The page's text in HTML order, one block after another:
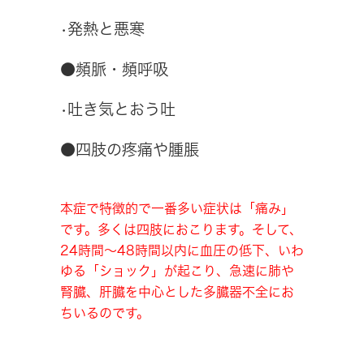
•発熱と悪寒
●頻脈・頻呼吸
•吐き気とおう吐
●四肢の疼痛や腫脹
本症で特徴的で一番多い症状は「痛み」
です。多くは四肢におこります。そして、
24時間～48時間以内に血圧の低下、いわ
ゆる「ショック」が起こり、急速に肺や
腎臓、肝臓を中心とした多臓器不全にお
ちいるのです。